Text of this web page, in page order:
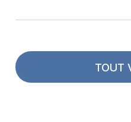
TOUT